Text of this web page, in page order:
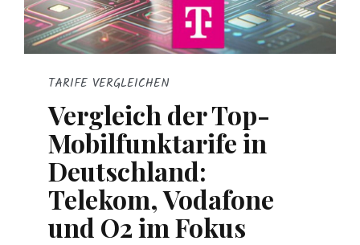
TARIFE VERGLEICHEN
Vergleich der Top-
Mobilfunktarife in
Deutschland:
Telekom, Vodafone
und O2 im Fokus